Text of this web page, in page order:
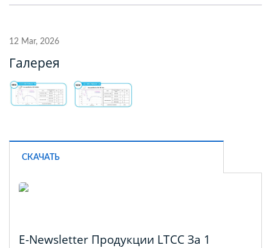
12 Mar, 2026
Галерея
СКАЧАТЬ
E-Newsletter Продукции LTCC За 1